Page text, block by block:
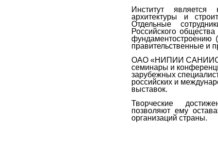
Институт является
архитектуры и
Отдельные
Российского
фундаментостроению
правительственные и
ОАО «НИПИИ
семинары и
зарубежных
российских и
выставок.
Творческие
позволяют ему
организаций страны.